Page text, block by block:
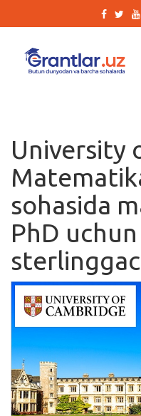
Ishlar
Kurslar
Blog
Yana
Qidirish
University
sohasida
PhD